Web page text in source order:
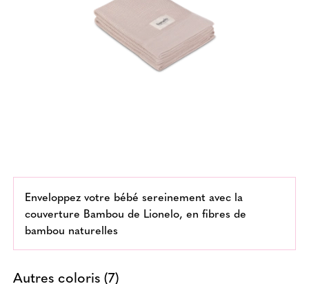
Enveloppez votre bébé sereinement avec la
couverture Bambou de Lionelo, en fibres de
bambou naturelles
Autres coloris (7)